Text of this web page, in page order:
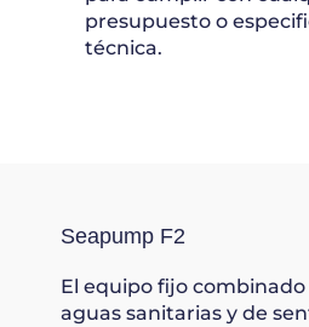
presupuesto o
técnica.
Seapump F2
El equipo fijo combinado
aguas sanitarias y de